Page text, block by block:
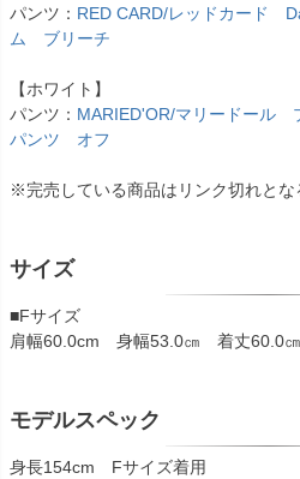
パンツ： RED CARD/レッドカード
ム ブリーチ
【ホワイト】
パンツ： MARIED'OR/マリードール
パンツ オフ
※完売している商品はリンク切れとな
サイズ
■Fサイズ
肩幅60.0cm 身幅53.0㎝ 着丈60.0
モデルスペック
身長154cm Fサイズ着用